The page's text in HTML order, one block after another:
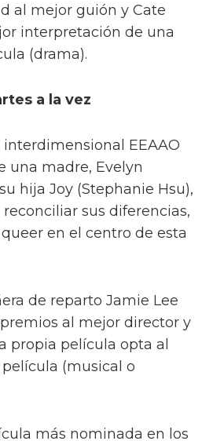
al mejor guión y Cate
interpretación de una
(drama).
a la vez
EEAAO
una madre, Evelyn
hija Joy (Stephanie Hsu),
sus diferencias,
en el centro de esta
de reparto Jamie Lee
al mejor director y
propia película opta al
(musical o
más nominada en los